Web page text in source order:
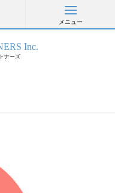
メニュー